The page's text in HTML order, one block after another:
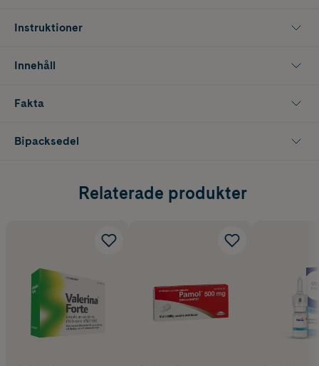
Instruktioner
Innehåll
Fakta
Bipacksedel
Relaterade produkter